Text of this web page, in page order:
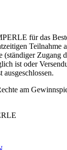
für das
Teilnahme
(ständiger Zugang
ist oder
ausgeschlossen.
am